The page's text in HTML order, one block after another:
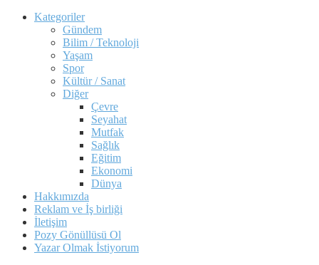
Kategoriler
Gündem
Bilim / Teknoloji
Yaşam
Spor
Kültür / Sanat
Diğer
Çevre
Seyahat
Mutfak
Sağlık
Eğitim
Ekonomi
Dünya
Hakkımızda
Reklam ve İş birliği
İletişim
Pozy Gönüllüsü Ol
Yazar Olmak İstiyorum